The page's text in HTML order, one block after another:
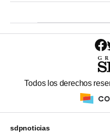
Todos los derechos
sdpnoticias